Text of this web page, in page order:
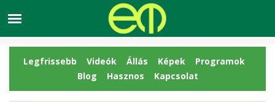
Legfrissebb Videók Állás Képek
Programok
Blog
Hasznos Kapcsolat